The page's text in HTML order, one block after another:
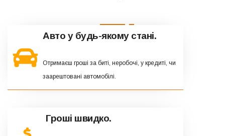
Авто у будь-якому стані.
Отримаєш гроші за биті, неробочі, у кредиті, чи
заарештовані автомобілі.
Гроші швидко.